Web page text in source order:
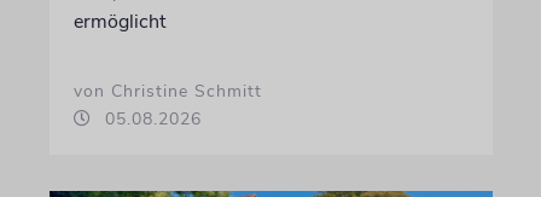
ermöglicht
von Christine Schmitt
05.08.2026